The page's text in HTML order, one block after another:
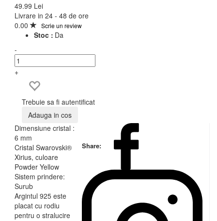
49.99 Lei
Livrare in 24 - 48 de ore
0.00
Scrie un review
Stoc : Da
-
+
Trebuie sa fi autentificat
Adauga in cos
Share:
Dimensiune cristal :
6 mm
Cristal Swarovski®
Xirius, culoare
Powder Yellow
Sistem prindere:
Surub
Argintul 925 este
placat cu rodiu
pentru o stralucire